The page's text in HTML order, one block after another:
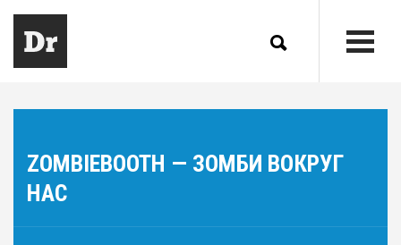
ZOMBIEBOOTH — ЗОМБИ ВОКРУГ
НАС